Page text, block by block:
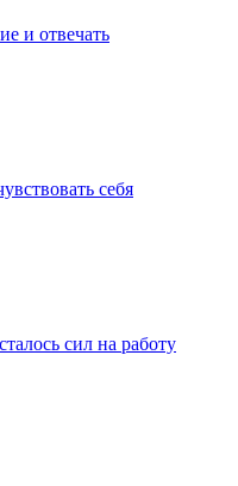
и отвечать
себя
сил на работу